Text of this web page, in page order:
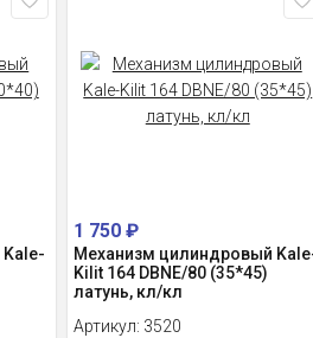
1 750₽
Механизм цилиндровый
Kilit 164 DBNE/80 (35*45)
латунь, кл/кл
Артикул: 3520